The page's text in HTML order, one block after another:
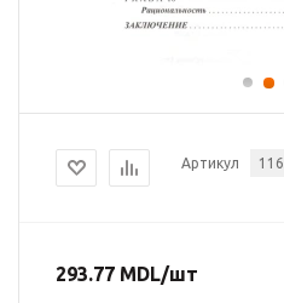
Артикул
293.77 MDL/шт